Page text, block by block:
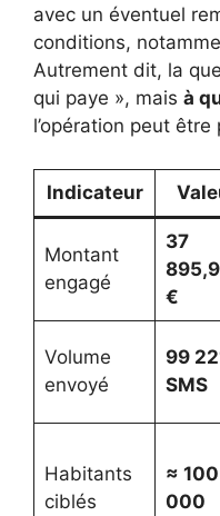
avec un éventuel
conditions,
Autrement dit, la
qui paye », mais à
l’opération peut
Indicateur
Montant
engagé
37
€
Volume
envoyé
99
SMS
Habitants
ciblés
≈ 100
000